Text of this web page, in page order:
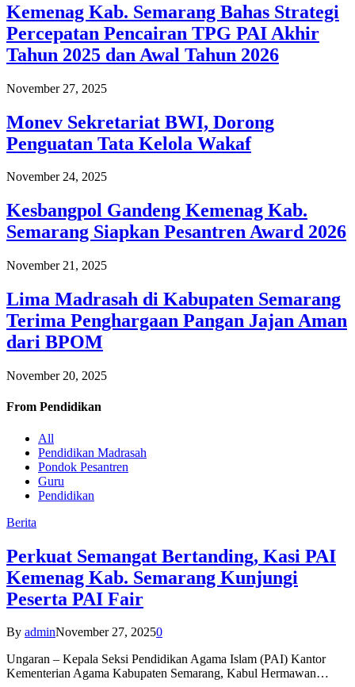
Kemenag Kab. Semarang Bahas Strategi
Percepatan Pencairan TPG PAI Akhir
Tahun 2025 dan Awal Tahun 2026
November 27, 2025
Monev Sekretariat BWI, Dorong
Penguatan Tata Kelola Wakaf
November 24, 2025
Kesbangpol Gandeng Kemenag Kab.
Semarang Siapkan Pesantren Award 2026
November 21, 2025
Lima Madrasah di Kabupaten Semarang
Terima Penghargaan Pangan Jajan Aman
dari BPOM
November 20, 2025
From Pendidikan
All
Pendidikan Madrasah
Pondok Pesantren
Guru
Pendidikan
Berita
Perkuat Semangat Bertanding, Kasi PAI
Kemenag Kab. Semarang Kunjungi
Peserta PAI Fair
By adminNovember 27, 20250
Ungaran – Kepala Seksi Pendidikan Agama Islam (PAI) Kantor
Kementerian Agama Kabupaten Semarang, Kabul Hermawan…